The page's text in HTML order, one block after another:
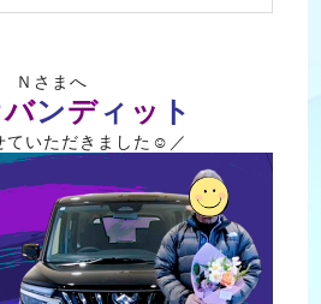
Ｎさまへ
バンディ ッ ト
ていただきました☺／